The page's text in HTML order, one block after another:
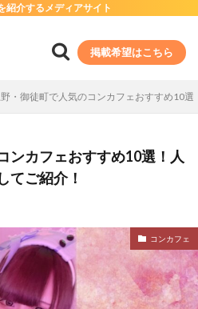
紹介するメディアサイト
掲載希望はこちら
・御徒町で人気のコンカフェおすすめ10
ンカフェおすすめ10選！人
てご紹介！
コンカフェ